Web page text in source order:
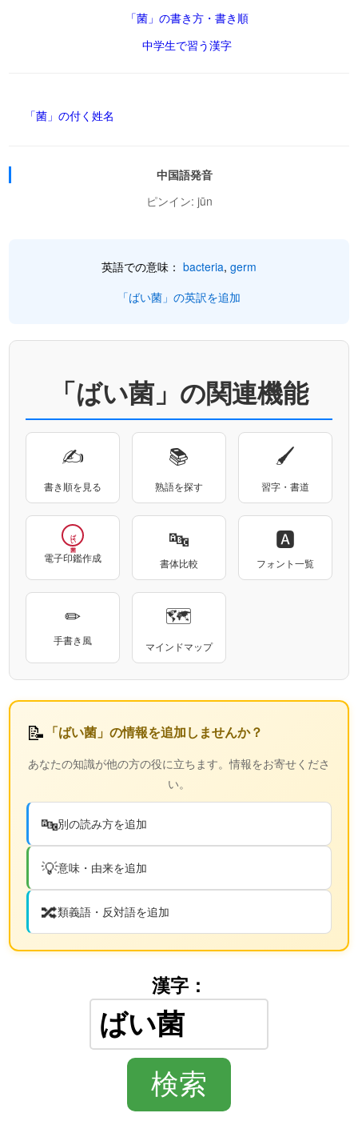
「菌」の書き方・書き順
中学生で習う漢字
「菌」の付く姓名
中国語発音
ピンイン: jūn
英語での意味： bacteria, germ
「ばい菌」の英訳を追加
「ばい菌」の関連機能
✍
書き順を見る
📚
熟語を探す
🖌
習字・書道
ばい菌
電子印鑑作成
🔤
書体比較
🅰
フォント一覧
✏
手書き風
🗺
マインドマップ
📝 「ばい菌」の情報を追加しませんか？
あなたの知識が他の方の役に立ちます。情報をお寄せくださ
い。
🔤別の読み方を追加
💡意味・由来を追加
🔀類義語・反対語を追加
漢字：